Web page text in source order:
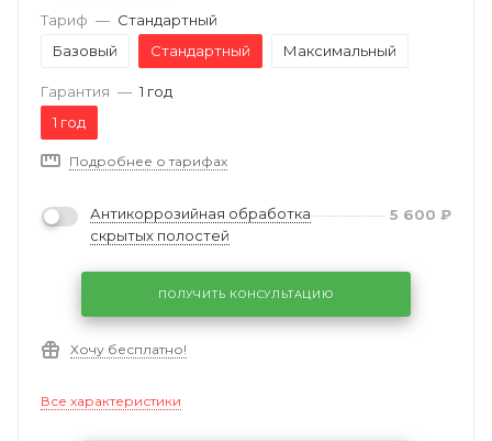
Тариф — Стандартный
Базовый
Стандартный Максимальный
Гарантия — 1 год
1 год
Подробнее о тарифах
Антикоррозийная обработка
скрытых полостей
5 600 ₽
ПОЛУЧИТЬ КОНСУЛЬТАЦИЮ
Хочу бесплатно!
Все характеристики